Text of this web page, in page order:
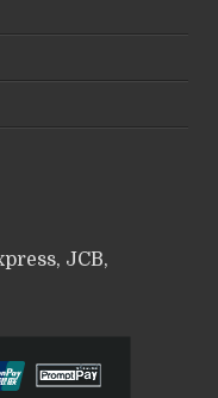
JCB,